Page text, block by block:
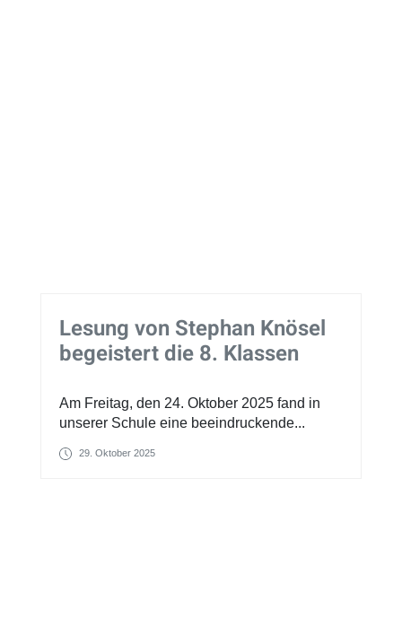
Lesung von Stephan Knösel
begeistert die 8. Klassen
Am Freitag, den 24. Oktober 2025 fand in
unserer Schule eine beeindruckende...
29. Oktober 2025